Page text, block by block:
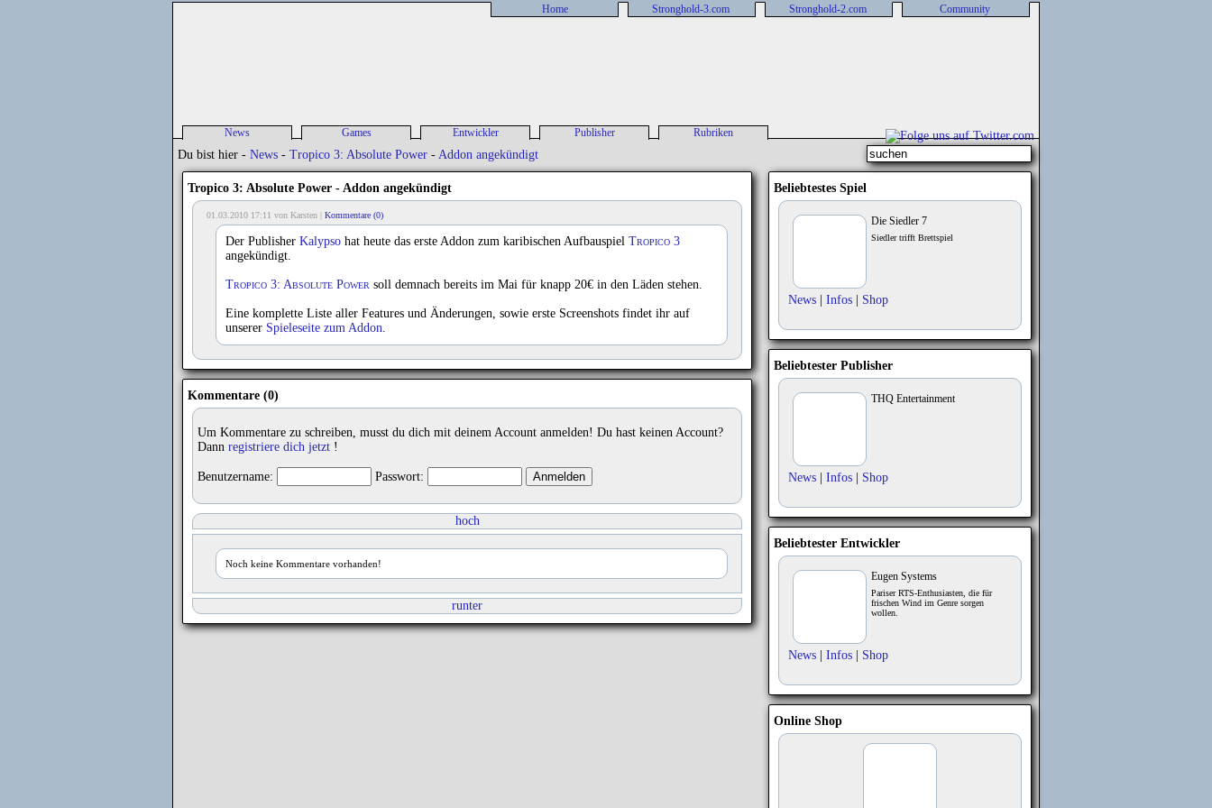
Home Stronghold-3.com Stronghold-2.com Community
News
Alle News
Games
Spieleliste
Release Liste
Previews
Reviews
Entwickler
Entwickler-News
Entwickler Liste
Publisher
Rubriken
Du bist hier - News - Tropico 3: Absolute Power - Addon angekündigt
Tropico 3: Absolute Power - Addon angekündigt
01.03.2010 17:11 von Karsten | Kommentare (0)
Der Publisher Kalypso hat heute das erste Addon zum karibischen Aufbauspiel Tropico 3
angekündigt.
Tropico 3: Absolute Power soll demnach bereits im Mai für knapp 20€ in den Läden stehen.
Eine komplette Liste aller Features und Änderungen, sowie erste Screenshots findet ihr auf
unserer Spieleseite zum Addon.
Kommentare (0)
Um Kommentare zu schreiben, musst du dich mit deinem Account anmelden! Du hast keinen Account?
Dann registriere dich jetzt !
Benutzername: Passwort:
hoch
Noch keine Kommentare vorhanden!
runter
Beliebtestes Spiel
Die Siedler 7
Siedler trifft Brettspiel
News Infos Shop
Beliebtester Publisher
THQ Entertainment
News Infos Shop
Beliebtester Entwickler
Eugen Systems
Pariser RTS-Enthusiasten, die für
frischen Wind im Genre sorgen
wollen.
News Infos Shop
Online Shop